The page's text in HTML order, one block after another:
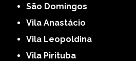
São Domingos
Vila Anastácio
Vila Leopoldina
Vila Pirituba